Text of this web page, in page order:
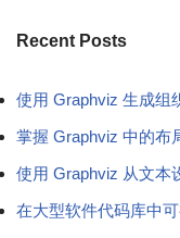
Recent Posts
使用 Graphviz 生成组
掌握 Graphviz 中的布
使用 Graphviz 从文本
在大型软件代码库中